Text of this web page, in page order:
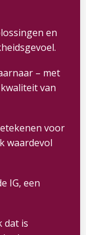
en
– met
van
voor
waardevol
IG, een
dat is